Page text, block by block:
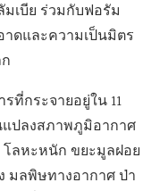
เบีย ร่วมกับฟอรัม
าดและความเป็นมิตร
ที่กระจายอยู่ใน 11
แปลงสภาพภูมิอากาศ
ลหะหนัก ขยะมูลฝอย
มลพิษทางอากาศ ป่า